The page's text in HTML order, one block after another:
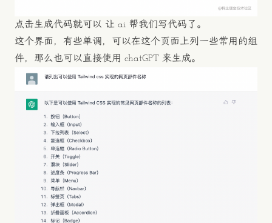
点击生成代码就可以 让 ai 帮我们写代码了。
这个界面，有些单调，可以在这个页面上列一些常用的组
件，那么也可以直接使用 chatGPT 来生成。